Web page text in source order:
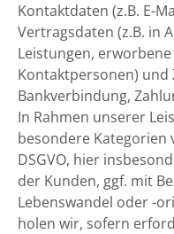
Kontaktdaten (z.B. E-
Vertragsdaten (z.B. in
Leistungen,
Kontaktpersonen) und
Bankverbindung,
In Rahmen unserer
besondere Kategorien
DSGVO, hier
der Kunden, ggf. mit
Lebenswandel oder -
holen wir, sofern